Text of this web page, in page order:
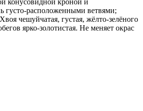
конусовидной кроной и
густо-расположенными ветвями;
чешуйчатая, густая, жёлто-зелёного
ярко-золотистая. Не меняет окрас